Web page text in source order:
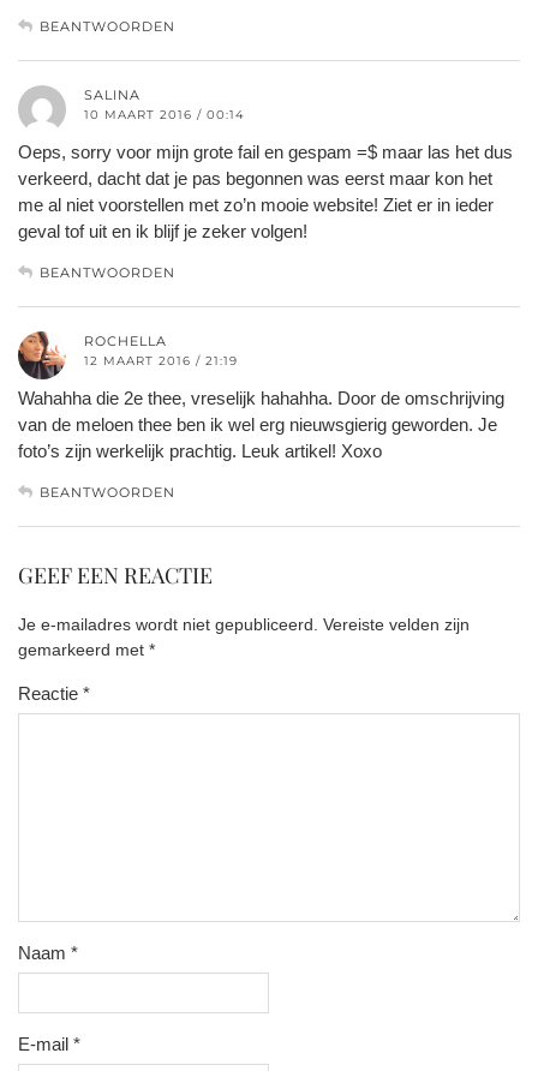
BEANTWOORDEN
SALINA
10 MAART 2016 / 00:14
Oeps, sorry voor mijn grote fail en gespam =$ maar las het dus
verkeerd, dacht dat je pas begonnen was eerst maar kon het
me al niet voorstellen met zo’n mooie website! Ziet er in ieder
geval tof uit en ik blijf je zeker volgen!
BEANTWOORDEN
ROCHELLA
12 MAART 2016 / 21:19
Wahahha die 2e thee, vreselijk hahahha. Door de omschrijving
van de meloen thee ben ik wel erg nieuwsgierig geworden. Je
foto’s zijn werkelijk prachtig. Leuk artikel! Xoxo
BEANTWOORDEN
GEEF EEN REACTIE
Je e-mailadres wordt niet gepubliceerd. Vereiste velden zijn
gemarkeerd met *
Reactie *
Naam *
E-mail *